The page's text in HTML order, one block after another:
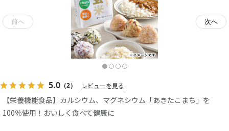
5.0 （2） レビューを見る
【栄養機能食品】カルシウム、マグネシウム「あきたこまち」を
100％使用！おいしく食べて健康に